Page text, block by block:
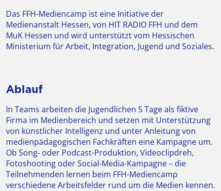
Das FFH-Mediencamp ist eine Initiative der
Medienanstalt Hessen, von HIT RADIO FFH und dem
MuK Hessen und wird unterstützt vom Hessischen
Ministerium für Arbeit, Integration, Jugend und Soziales.
Ablauf
In Teams arbeiten die Jugendlichen 5 Tage als fiktive
Firma im Medienbereich und setzen mit Unterstützung
von künstlicher Intelligenz und unter Anleitung von
medienpädagogischen Fachkräften eine Kampagne um.
Ob Song- oder Podcast-Produktion, Videoclipdreh,
Fotoshooting oder Social-Media-Kampagne – die
Teilnehmenden lernen beim FFH-Mediencamp
verschiedene Arbeitsfelder rund um die Medien kennen.